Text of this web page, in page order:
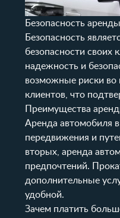
Безопасность
Безопасность
безопасности своих
надежность и
возможные риски во
клиентов, что
Преимущества
Аренда автомобиля
передвижения и
вторых, аренда
предпочтений.
дополнительные
удобной.
Зачем платить